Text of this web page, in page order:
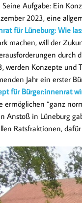
Aufgabe: Ein
2023, eine
für Lüneburg: Wie
machen, will der
durch
werden Konzepte und
Jahr ein erster
für Bürger:innenrat
ermöglichen “ganz
Anstoß in Lüneburg
Ratsfraktionen,